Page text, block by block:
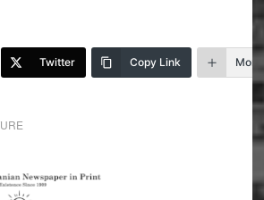
Twitter Copy Link More